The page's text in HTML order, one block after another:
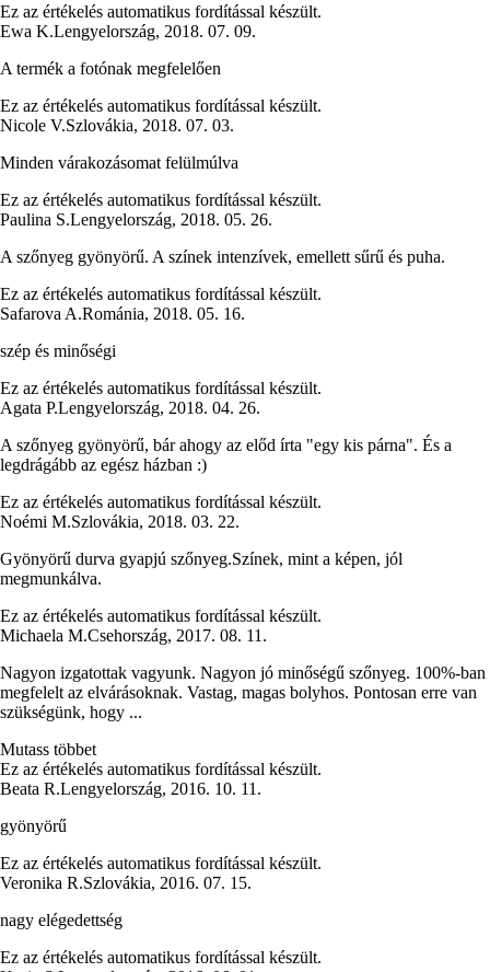
Ez az értékelés automatikus fordítással készült.
Ewa K.Lengyelország, 2018. 07. 09.
A termék a fotónak megfelelően
Ez az értékelés automatikus fordítással készült.
Nicole V.Szlovákia, 2018. 07. 03.
Minden várakozásomat felülmúlva
Ez az értékelés automatikus fordítással készült.
Paulina S.Lengyelország, 2018. 05. 26.
A szőnyeg gyönyörű. A színek intenzívek, emellett sűrű és puha.
Ez az értékelés automatikus fordítással készült.
Safarova A.Románia, 2018. 05. 16.
szép és minőségi
Ez az értékelés automatikus fordítással készült.
Agata P.Lengyelország, 2018. 04. 26.
A szőnyeg gyönyörű, bár ahogy az előd írta "egy kis párna". És a
legdrágább az egész házban :)
Ez az értékelés automatikus fordítással készült.
Noémi M.Szlovákia, 2018. 03. 22.
Gyönyörű durva gyapjú szőnyeg.Színek, mint a képen, jól
megmunkálva.
Ez az értékelés automatikus fordítással készült.
Michaela M.Csehország, 2017. 08. 11.
Nagyon izgatottak vagyunk. Nagyon jó minőségű szőnyeg. 100%-ban
megfelelt az elvárásoknak. Vastag, magas bolyhos. Pontosan erre van
szükségünk, hogy ...
Mutass többet
Ez az értékelés automatikus fordítással készült.
Beata R.Lengyelország, 2016. 10. 11.
gyönyörű
Ez az értékelés automatikus fordítással készült.
Veronika R.Szlovákia, 2016. 07. 15.
nagy elégedettség
Ez az értékelés automatikus fordítással készült.